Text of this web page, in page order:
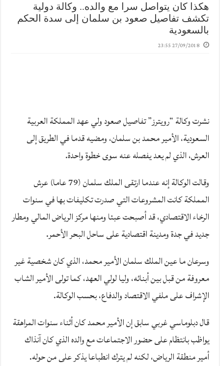
هكذا كان يتواصل سرا مع والده.. وكالة دولية
تكشف تفاصيل صعود بن سلمان إلى سدة الحكم
بالسعودية
27/09/2018 23:55
نشرت وكالة “رويترز” تفاصيل صعود ولي عهد المملكة العربية
السعودية، الأمير محمد بن سلمان، ومضيه قدما في الطريق إلى
العرش، الذي لم يعد يفصله عنه سوى خطوة واحدة.
وقالت الوكالة إنه عندما ارتقى الملك سلمان (79 عاما) عرش
المملكة كانت المشروعات التي صدرت تكليفات بها في سنوات
الرخاء الاقتصادي، قد أصبحت عبئا ومنها مركز الرياض المالي ومطار
جديد في جدة ومدينة اقتصادية على ساحل البحر الأحمر.
وسرعان ما عين الملك سلمان الأمير محمد، الذي كان شخصية غير
معروفة من قبل بين أبنائه، وليا لولي العهد، كما تولى الأمير الشاب
الإشراف على ملفي الاقتصاد والدفاع، بحسب الوكالة.
قال دبلوماسي غربي سابق إن الأمير محمد كان أثناء سنوات المراهقة
يواظب بانتظام على حضور الاجتماعات مع والده الذي كان آنذاك
أمير منطقة الرياض، لكنه لم يترك انطباعا يذكر على من حوله.